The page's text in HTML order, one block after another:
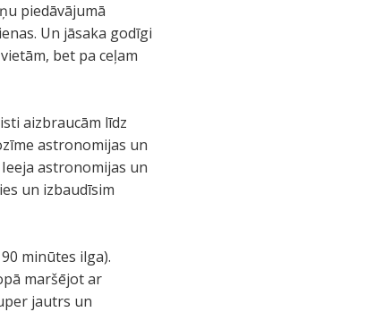
piedāvājumā
Un jāsaka godīgi
bet pa ceļam
aizbraucām līdz
astronomijas un
astronomijas un
un izbaudīsim
minūtes ilga).
maršējot ar
jautrs un